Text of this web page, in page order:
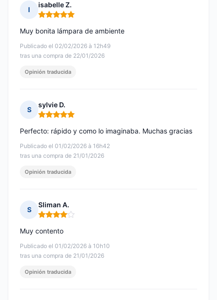
I
isabelle Z.
Nota: 5 de 5
Publicado el 02/02/2026 à 12h49
tras una compra de 22/01/2026
Muy bonita lámpara de ambiente
Opinión traducida
S
sylvie D.
Nota: 5 de 5
Publicado el 01/02/2026 à 16h42
tras una compra de 21/01/2026
Perfecto: rápido y como lo imaginaba. Muchas gracias
Opinión traducida
S
Sliman A.
Nota: 4 de 5
Publicado el 01/02/2026 à 10h10
tras una compra de 21/01/2026
Muy contento
Opinión traducida